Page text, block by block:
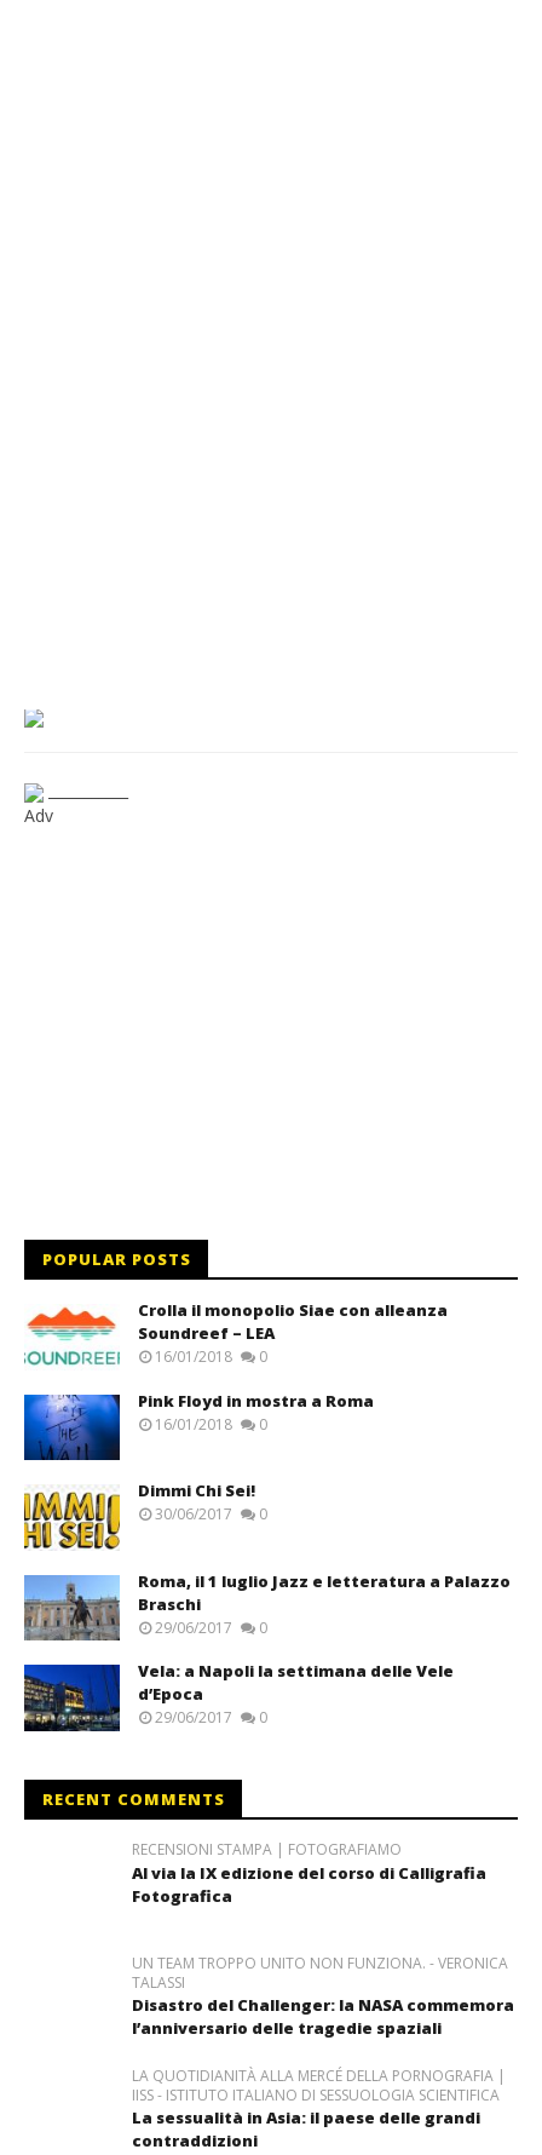
Adv
POPULAR POSTS
Crolla il monopolio Siae con alleanza
Soundreef – LEA
16/01/2018 0
Pink Floyd in mostra a Roma
16/01/2018 0
Dimmi Chi Sei!
30/06/2017 0
Roma, il 1 luglio Jazz e letteratura a Palazzo
Braschi
29/06/2017 0
Vela: a Napoli la settimana delle Vele
d’Epoca
29/06/2017 0
RECENT COMMENTS
RECENSIONI STAMPA | FOTOGRAFIAMO
Al via la IX edizione del corso di Calligrafia
Fotografica
UN TEAM TROPPO UNITO NON FUNZIONA. - VERONICA
TALASSI
Disastro del Challenger: la NASA commemora
l’anniversario delle tragedie spaziali
LA QUOTIDIANITÀ ALLA MERCÉ DELLA PORNOGRAFIA |
IISS - ISTITUTO ITALIANO DI SESSUOLOGIA SCIENTIFICA
La sessualità in Asia: il paese delle grandi
contraddizioni